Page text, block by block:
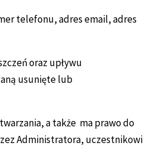
telefonu, adres email, adres
oraz upływu
usunięte lub
a także ma prawo do
Administratora, uczestnikowi